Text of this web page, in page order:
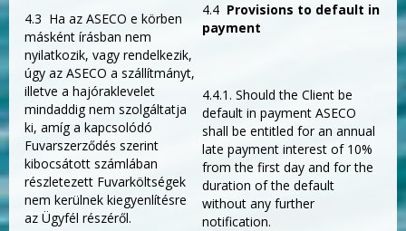
4.3 Ha az ASECO e körben
másként írásban nem
nyilatkozik, vagy rendelkezik,
úgy az ASECO a szállítmányt,
illetve a hajóraklevelet
mindaddig nem szolgáltatja
ki, amíg a kapcsolódó
Fuvarszerződés szerint
kibocsátott számlában
részletezett Fuvarköltségek
nem kerülnek kiegyenlítésre
az Ügyfél részéről.
4.4 Provisions to default in
payment
4.4.1. Should the Client be
default in payment ASECO
shall be entitled for an annual
late payment interest of 10%
from the first day and for the
duration of the default
without any further
notification.